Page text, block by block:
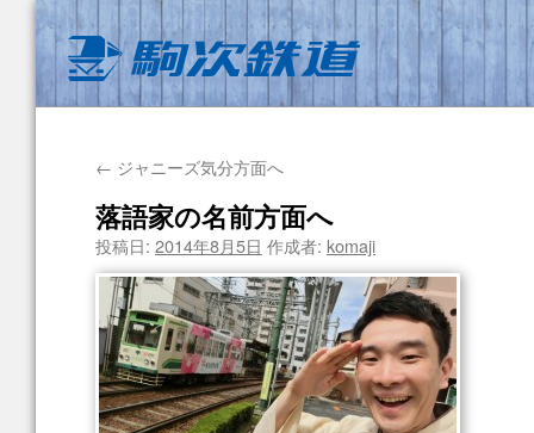
← ジャニーズ気分方面へ
落語家の名前方面へ
投稿日: 2014年8月5日 作成者: komaji